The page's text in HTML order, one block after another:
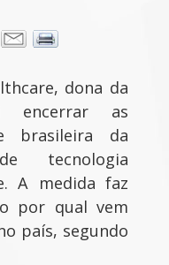
dona da
encerrar as
brasileira da
tecnologia
A medida faz
por qual vem
país, segundo